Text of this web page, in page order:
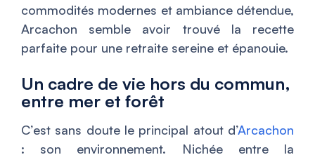
commodités modernes et ambiance détendue,
Arcachon semble avoir trouvé la recette
parfaite pour une retraite sereine et épanouie.
Un cadre de vie hors du commun,
entre mer et forêt
C’est sans doute le principal atout d’Arcachon
: son environnement. Nichée entre la